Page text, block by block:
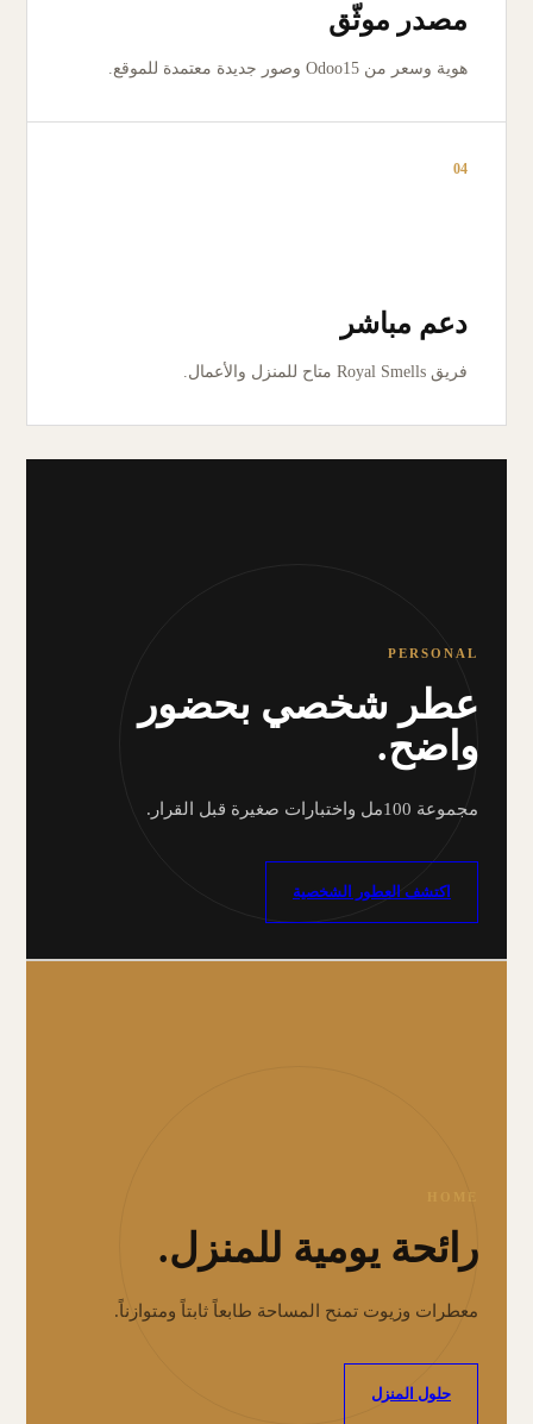
مصدر موثّق
هوية وسعر من Odoo15 وصور جديدة معتمدة للموقع.
04
دعم مباشر
فريق Royal Smells متاح للمنزل والأعمال.
PERSONAL
عطر شخصي بحضور
واضح.
مجموعة 100مل واختبارات صغيرة قبل القرار.
اكتشف العطور الشخصية
HOME
رائحة يومية للمنزل.
معطرات وزيوت تمنح المساحة طابعاً ثابتاً ومتوازناً.
حلول المنزل